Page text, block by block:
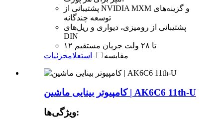
پشتیبانی از NVIDIA MXM و گزینه‌های
توسعه چندگانه
پشتیبانی از رومیزی، دیواری و ریل‌های
DIN
۱۲ تا ۲۸ ولت جریان مستقیم
مقایسه
استعلامجزئیات
کامپیوتر بینایی ماشین | AK6C6 11th-U
ویژگی‌ها: